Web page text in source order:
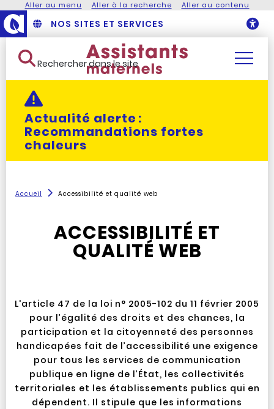
Aller au menu Aller à la recherche Aller au contenu
NOS SITES ET SERVICES
Rechercher dans le site
Actualité alerte :
Recommandations fortes
chaleurs
Accueil Accessibilité et qualité web
ACCESSIBILITÉ ET
QUALITÉ WEB
L'article 47 de la loi n° 2005-102 du 11 février 2005
pour l’égalité des droits et des chances, la
participation et la citoyenneté des personnes
handicapées fait de l’accessibilité une exigence
pour tous les services de communication
publique en ligne de l’État, les collectivités
territoriales et les établissements publics qui en
dépendent. Il stipule que les informations